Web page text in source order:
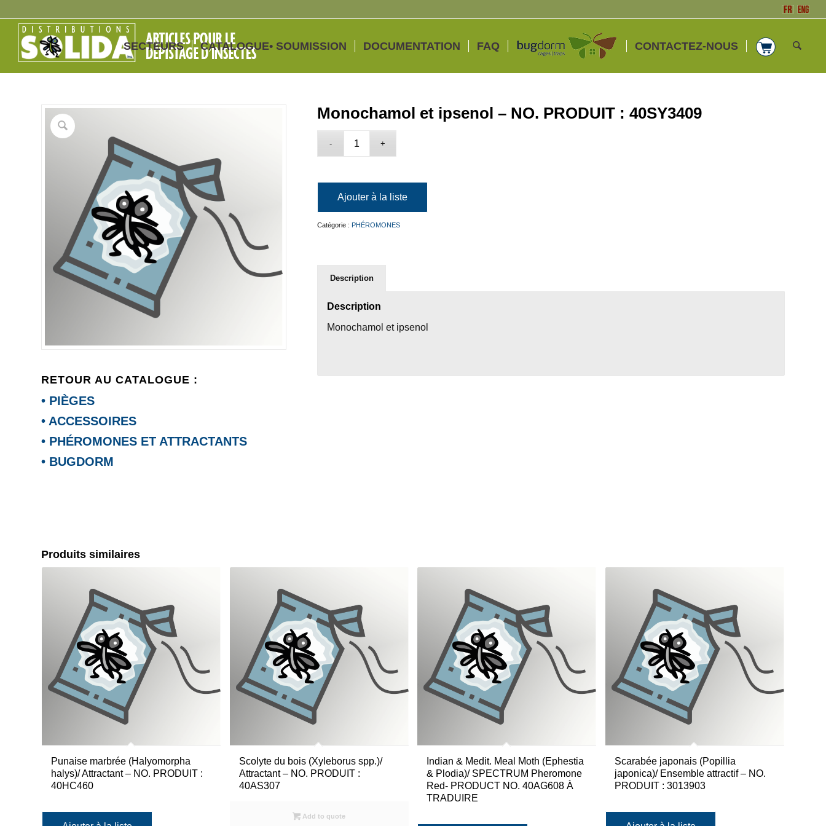
SECTEURS CATALOGUE• SOUMISSION DOCUMENTATION FAQ CONTACTEZ-NOUS
RETOUR AU CATALOGUE :
• PIÈGES
• ACCESSOIRES
• PHÉROMONES ET ATTRACTANTS
• BUGDORM
Monochamol et ipsenol – NO. PRODUIT : 40SY3409
Ajouter à la liste
Catégorie :PHÉROMONES
Description
Description
Monochamol et ipsenol
Produits similaires
Punaise marbrée (Halyomorpha
halys)/ Attractant – NO. PRODUIT :
40HC460
Scolyte du bois (Xyleborus spp.)/
Attractant – NO. PRODUIT :
40AS307
Add to quote
Indian & Medit. Meal Moth (Ephestia
& Plodia)/ SPECTRUM Pheromone
Red- PRODUCT NO. 40AG608 À
TRADUIRE
Scarabée japonais (Popillia
japonica)/ Ensemble attractif – NO.
PRODUIT : 3013903